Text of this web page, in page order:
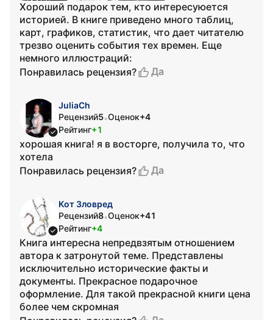
Хороший подарок тем, кто интересуюется
историей. В книге приведено много таблиц,
карт, графиков, статистик, что дает читателю
трезво оценить события тех времен. Еще
немного иллюстраций:
Понравилась рецензия?
Да
JuliaCh
Рецензий5•Оценок+4
Рейтинг+1
хорошая книга! я в восторге, получила то, что
хотела
Понравилась рецензия?
Да
Кот Зловред
Рецензий8•Оценок+41
Рейтинг+4
Книга интересна непредвзятым отношением
автора к затронутой теме. Представлены
исключительно исторические факты и
документы. Прекрасное подарочное
оформление. Для такой прекрасной книги цена
более чем скромная